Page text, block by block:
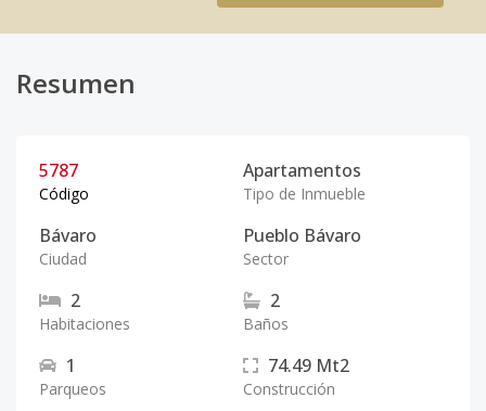
Resumen
5787
Código
Apartamentos
Tipo de Inmueble
Bávaro
Ciudad
Pueblo Bávaro
Sector
2
Habitaciones
2
Baños
1
Parqueos
74.49 Mt2
Construcción